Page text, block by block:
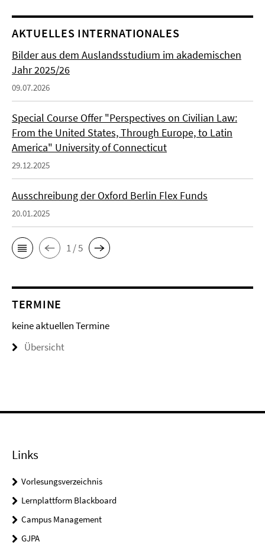
AKTUELLES INTERNATIONALES
Bilder aus dem Auslandsstudium im akademischen
Jahr 2025/26
09.07.2026
Special Course Offer "Perspectives on Civilian Law:
From the United States, Through Europe, to Latin
America" University of Connecticut
29.12.2025
Ausschreibung der Oxford Berlin Flex Funds
20.01.2025
1 / 5
TERMINE
keine aktuellen Termine
Übersicht
Links
Vorlesungsverzeichnis
Lernplattform Blackboard
Campus Management
GJPA